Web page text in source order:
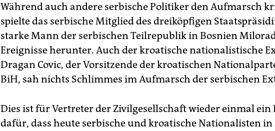
Während auch andere serbische Politiker den Aufmarsch
spielte das serbische Mitglied des dreiköpfigen
starke Mann der serbischen Teilrepublik in Bosnien
Ereignisse herunter. Auch der kroatische nationalistische
Dragan Covic, der Vorsitzende der kroatischen
BiH, sah nichts Schlimmes im Aufmarsch der serbischen
Dies ist für Vertreter der Zivilgesellschaft wieder einmal ein
dafür, dass heute serbische und kroatische Nationalisten in